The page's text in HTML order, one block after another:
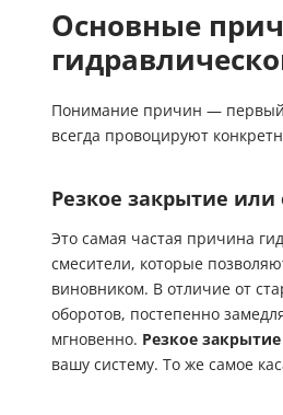
Основные
Понимание причин — первый
всегда провоцируют
Резкое закрытие или
Это самая частая причина
смесители, которые
виновником. В отличие от
оборотов, постепенно
мгновенно. Резкое
вашу систему. То же самое